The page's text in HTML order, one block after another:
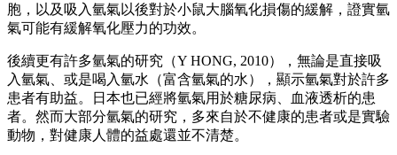
胞，以及吸入氫氣以後對於小鼠大腦氧化損傷的緩解，證實氫
氣可能有緩解氧化壓力的功效。
後續更有許多氫氣的研究（Y HONG, 2010），無論是直接吸
入氫氣、或是喝入氫水（富含氫氣的水），顯示氫氣對於許多
患者有助益。日本也已經將氫氣用於糖尿病、血液透析的患
者。然而大部分氫氣的研究，多來自於不健康的患者或是實驗
動物，對健康人體的益處還並不清楚。